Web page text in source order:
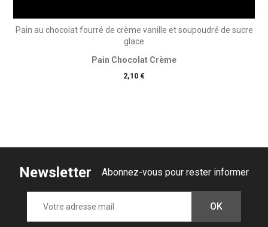
Pain au chocolat fourré de crème vanille et soupoudré de sucre
glace
Pain Chocolat Crème
Prix
2,10 €
Newsletter Abonnez-vous pour rester informer